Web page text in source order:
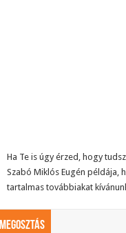
Ha Te is úgy érzed, hogy
Szabó Miklós Eugén példája,
tartalmas továbbiakat
Megosztás